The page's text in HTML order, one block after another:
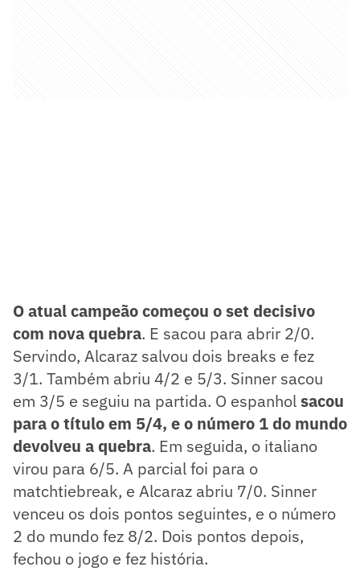
O atual campeão começou o set decisivo
com nova quebra. E sacou para abrir 2/0.
Servindo, Alcaraz salvou dois breaks e fez
3/1. Também abriu 4/2 e 5/3. Sinner sacou
em 3/5 e seguiu na partida. O espanholsacou
para o título em 5/4, e o número 1 do mundo
devolveu a quebra. Em seguida, o italiano
virou para 6/5. A parcial foi para o
matchtiebreak, e Alcaraz abriu 7/0. Sinner
venceu os dois pontos seguintes, e o número
2 do mundo fez 8/2. Dois pontos depois,
fechou o jogo e fez história.